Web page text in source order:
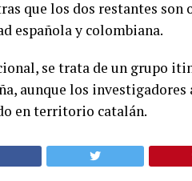
que los dos restantes
española y colombiana.
se trata de un grupo
aunque los
en territorio catalán.